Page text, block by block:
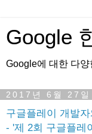
Google
Google에 대한 다
2017년 6월 27일
구글플레이 개발
- '제 2회 구글플레